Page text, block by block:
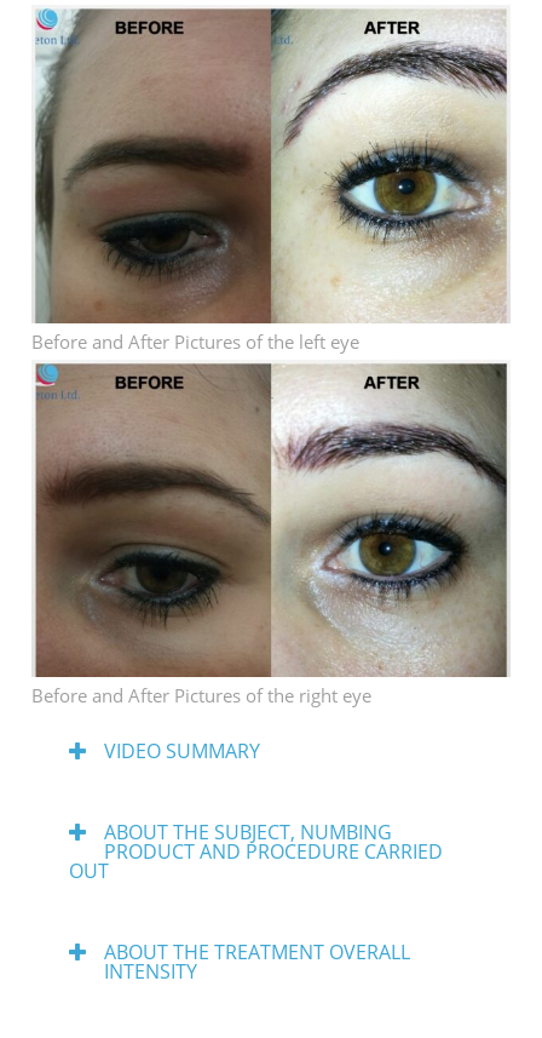
Before and After Pictures of the left eye
Before and After Pictures of the right eye
VIDEO SUMMARY
ABOUT THE SUBJECT, NUMBING
PRODUCT AND PROCEDURE CARRIED
OUT
ABOUT THE TREATMENT OVERALL
INTENSITY